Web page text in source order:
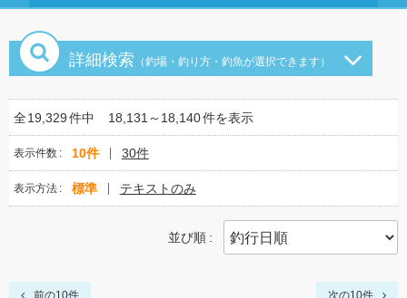
詳細検索 （釣場・釣り方・釣魚が選択できます）
全19,329件中 18,131～18,140件を表示
表示件数 10件 30件
表示方法 標準 テキストのみ
並び順
前の10件 次の10件